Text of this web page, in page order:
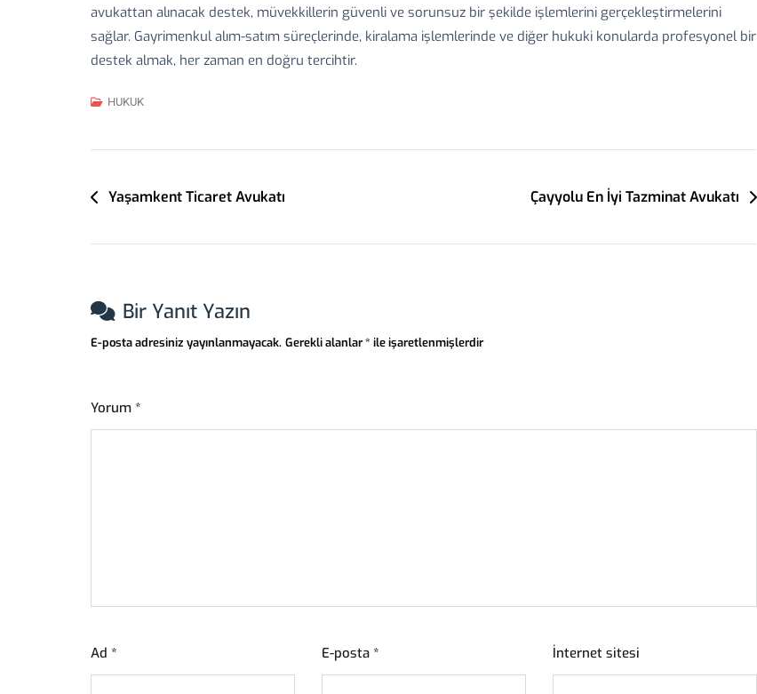
avukattan alınacak destek, müvekkillerin güvenli ve sorunsuz bir şekilde işlemlerini gerçekleştirmelerini
sağlar. Gayrimenkul alım-satım süreçlerinde, kiralama işlemlerinde ve diğer hukuki konularda profesyonel bir
destek almak, her zaman en doğru tercihtir.
HUKUK
YazıYaşamkent Ticaret Avukatı Çayyolu En İyi Tazminat Avukatı
Bir Yanıt Yazın
E-posta adresiniz yayınlanmayacak. Gerekli alanlar* ile işaretlenmişlerdir
Yorum *
Ad * E-posta * İnternet sitesi